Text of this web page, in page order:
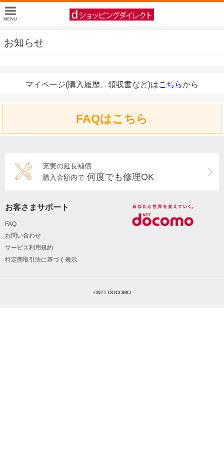
お知らせ
マイページ(購入履歴、領収書など)はこちらから
FAQはこちら
充実の延長補償
購入金額内で 何度でも修理OK
お客さまサポート
FAQ
お問い合わせ
サービス利用規約
特定商取引法に基づく表示
©NTT DOCOMO